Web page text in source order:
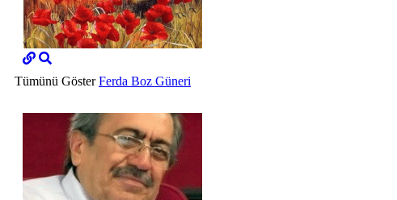
Tümünü GösterFerda Boz Güneri